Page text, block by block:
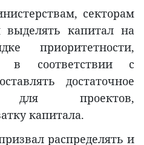
секторам
капитал на
приоритетности,
в соответствии с
достаточное
для проектов,
капитала.
распределять и